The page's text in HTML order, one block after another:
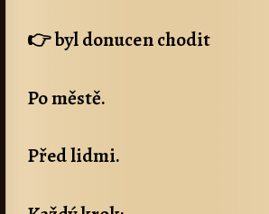
👉 byl donucen chodit
Po městě.
Před lidmi.